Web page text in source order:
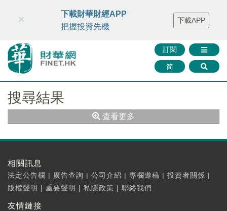
財華智庫網 FINTV FINMETA 財華證券 媒體矩陣
智庫沙龍
聯絡我們
訂閱
简
×
下載財華財經APP
把握投資先機
下載APP
搜尋結果
查看更多
相關訊息
法定公告欄 | 廣告查詢 | 公司介紹 | 專欄邀稿 | 投資者關係 |
版權聲明 | 重要聲明 | 私隱政策 | 聯絡我們
友情鏈接